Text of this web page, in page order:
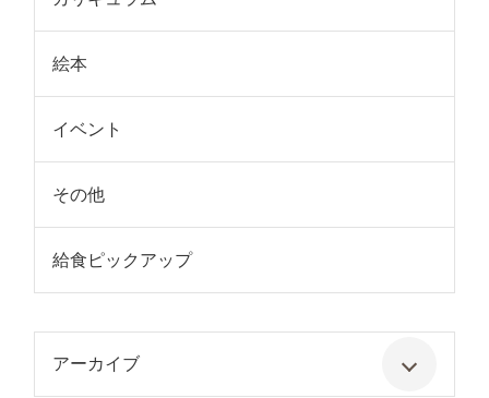
絵本
イベント
その他
給食ピックアップ
アーカイブ